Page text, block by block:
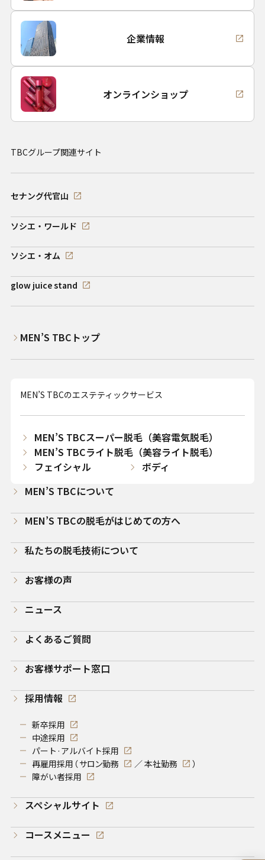
企業情報
オンラインショップ
TBCグループ関連サイト
セナング代官山
ソシエ・ワールド
ソシエ・オム
glow juice stand
MEN’S TBCトップ
MEN’S TBCのエステティックサービス
MEN’S TBCスーパー脱毛（美容電気脱毛）
MEN’S TBCライト脱毛（美容ライト脱毛）
フェイシャル
ボディ
MEN’S TBCについて
MEN’S TBCの脱毛がはじめての方へ
私たちの脱毛技術について
お客様の声
ニュース
よくあるご質問
お客様サポート窓口
採用情報
新卒採用
中途採用
パート·アルバイト採用
再雇用採用（ サロン勤務 ／本社勤務
）
障がい者採用
スペシャルサイト
コースメニュー